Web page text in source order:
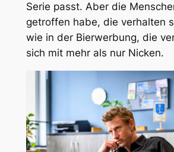
Serie passt. Aber die
getroffen habe, die verhalten
wie in der Bierwerbung, die
sich mit mehr als nur Nicken.